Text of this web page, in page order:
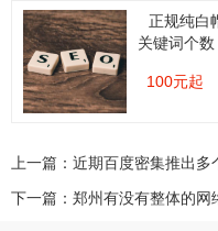
正规纯白
关键词个
100元起
上一篇： 近期百度密集推出多
下一篇： 郑州有没有整体的网